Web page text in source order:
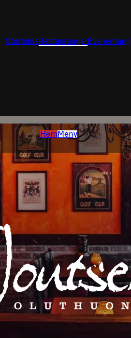
Startsida RestaurangerEvenemang
Hem Meny